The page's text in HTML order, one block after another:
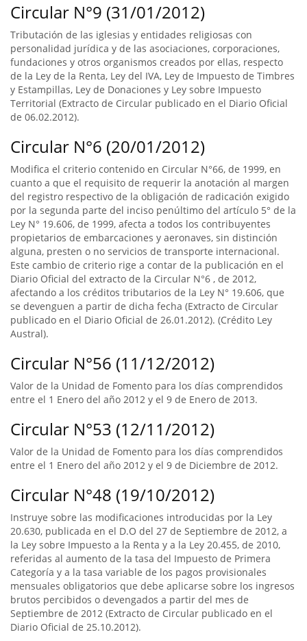
Circular N°9 (31/01/2012)
Tributación de las iglesias y entidades religiosas con
personalidad jurídica y de las asociaciones, corporaciones,
fundaciones y otros organismos creados por ellas, respecto
de la Ley de la Renta, Ley del IVA, Ley de Impuesto de Timbres
y Estampillas, Ley de Donaciones y Ley sobre Impuesto
Territorial (Extracto de Circular publicado en el Diario Oficial
de 06.02.2012).
Circular N°6 (20/01/2012)
Modifica el criterio contenido en Circular N°66, de 1999, en
cuanto a que el requisito de requerir la anotación al margen
del registro respectivo de la obligación de radicación exigido
por la segunda parte del inciso penúltimo del artículo 5° de la
Ley N° 19.606, de 1999, afecta a todos los contribuyentes
propietarios de embarcaciones y aeronaves, sin distinción
alguna, presten o no servicios de transporte internacional.
Este cambio de criterio rige a contar de la publicación en el
Diario Oficial del extracto de la Circular N°6 , de 2012,
afectando a los créditos tributarios de la Ley N° 19.606, que
se devenguen a partir de dicha fecha (Extracto de Circular
publicado en el Diario Oficial de 26.01.2012). (Crédito Ley
Austral).
Circular N°56 (11/12/2012)
Valor de la Unidad de Fomento para los días comprendidos
entre el 1 Enero del año 2012 y el 9 de Enero de 2013.
Circular N°53 (12/11/2012)
Valor de la Unidad de Fomento para los días comprendidos
entre el 1 Enero del año 2012 y el 9 de Diciembre de 2012.
Circular N°48 (19/10/2012)
Instruye sobre las modificaciones introducidas por la Ley
20.630, publicada en el D.O del 27 de Septiembre de 2012, a
la Ley sobre Impuesto a la Renta y a la Ley 20.455, de 2010,
referidas al aumento de la tasa del Impuesto de Primera
Categoría y a la tasa variable de los pagos provisionales
mensuales obligatorios que debe aplicarse sobre los ingresos
brutos percibidos o devengados a partir del mes de
Septiembre de 2012 (Extracto de Circular publicado en el
Diario Oficial de 25.10.2012).